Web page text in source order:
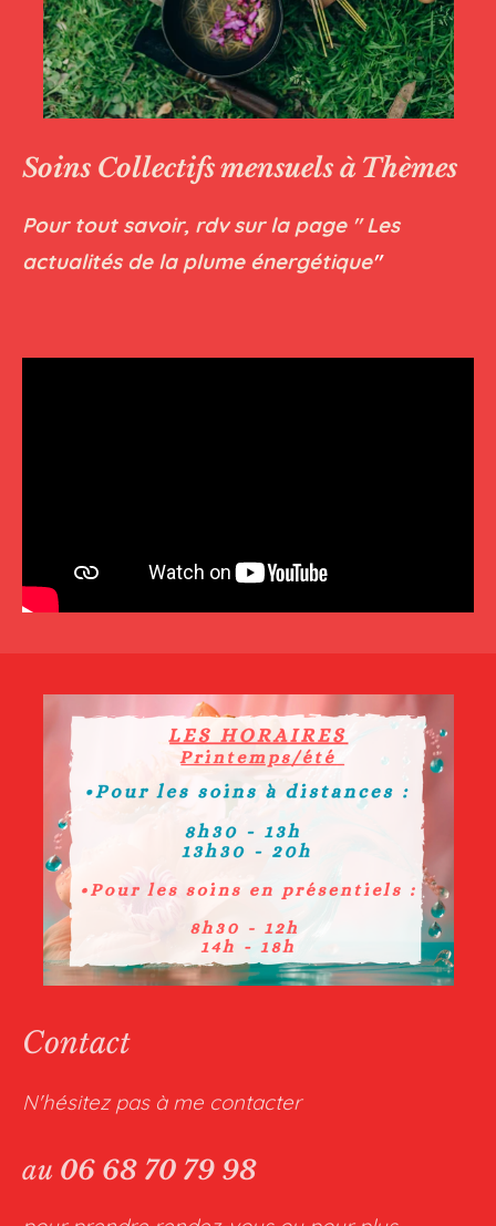
Soins Collectifs mensuels à Thèmes
Pour tout savoir, rdv sur la page " Les
actualités de la plume énergétique"
Contact
N'hésitez pas à me contacter
au 06 68 70 79 98